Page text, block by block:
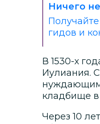
Ничего
гидов и
В 1530-х
Иулиания.
кладбище в
Через 10